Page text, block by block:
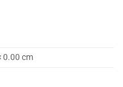
0.00 cm